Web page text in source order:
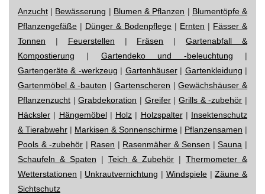
Anzucht | Bewässerung | Blumen & Pflanzen | Blumentöpfe &
Pflanzengefäße | Dünger & Bodenpflege | Ernten | Fässer &
Tonnen | Feuerstellen | Fräsen |Gartenabfall &
Kompostierung | Gartendeko und -beleuchtung |
Gartengeräte & -werkzeug | Gartenhäuser| Gartenkleidung |
Gartenmöbel & -bauten |Gartenscheren |Gewächshäuser &
Pflanzenzucht |Grabdekoration | Greifer|Grills & -zubehör |
Häcksler | Hängemöbel| Holz | Holzspalter| Insektenschutz
& Tierabwehr | Markisen & Sonnenschirme | Pflanzensamen |
Pools & -zubehör | Rasen | Rasenmäher & Sensen |Sauna |
Schaufeln & Spaten | Teich & Zubehör |Thermometer &
Wetterstationen | Unkrautvernichtung | Windspiele|Zäune &
Sichtschutz